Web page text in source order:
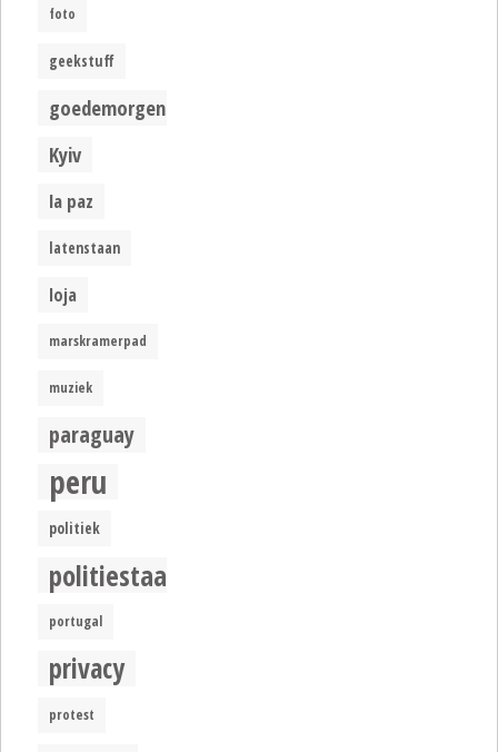
foto
geekstuff
goedemorgen
Kyiv
la paz
latenstaan
loja
marskramerpad
muziek
paraguay
peru
politiek
politiestaat
portugal
privacy
protest